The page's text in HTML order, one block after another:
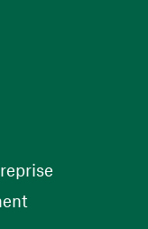
nouvelle fenêtre)